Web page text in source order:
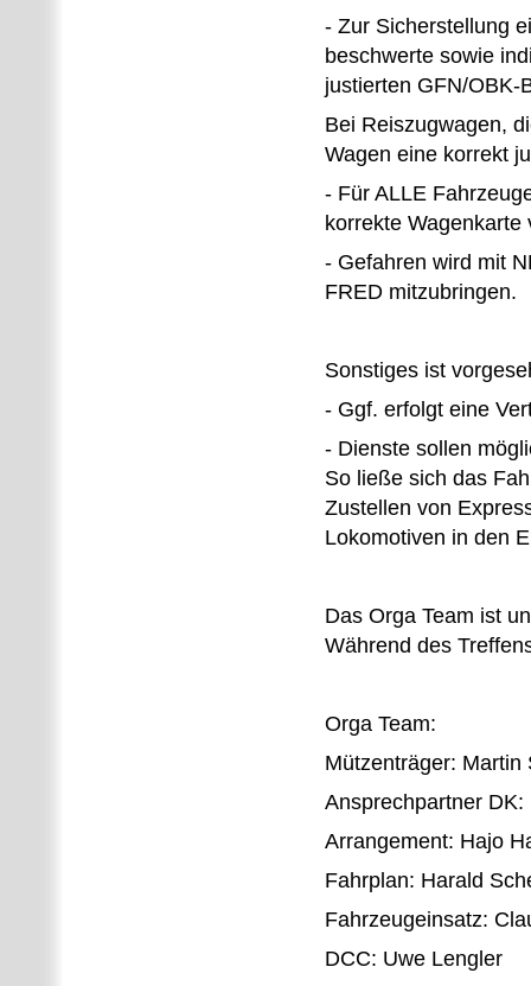
- Zur Sicherstellung
beschwerte sowie
justierten GFN/OBK-
Bei Reiszugwagen,
Wagen eine korrekt
- Für ALLE
korrekte Wagenkarte
- Gefahren wird mit
FRED mitzubringen.
Sonstiges ist
- Ggf. erfolgt eine
- Dienste sollen
So ließe sich das
Zustellen von
Lokomotiven in den
Das Orga Team ist
Während des
Orga Team:
Mützenträger: Martin
Ansprechpartner DK:
Arrangement: Hajo
Fahrplan: Harald
Fahrzeugeinsatz:
DCC: Uwe Lengler